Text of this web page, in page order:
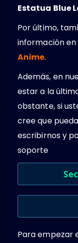
Estatua Blue
Por último,
información
Anime.
Además, en
estar a la
obstante, si
cree que
escribirnos y
soporte
Para empezar